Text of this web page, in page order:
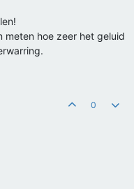
meten hoe zeer het geluid
0